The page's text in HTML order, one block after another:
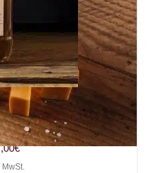
Toffee
l, 25% Vol.
€
MwSt.